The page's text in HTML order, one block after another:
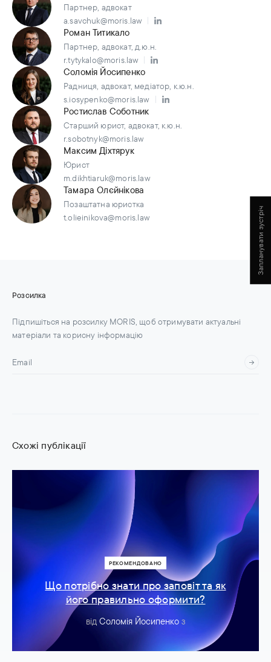
Партнер, адвокат
a.savchuk@moris.law
Роман Титикало
Партнер, адвокат, д.ю.н.
r.tytykalo@moris.law
Соломія Йосипенко
Радниця, адвокат, медіатор, к.ю.н.
s.iosypenko@moris.law
Ростислав Соботник
Старший юрист, адвокат, к.ю.н.
r.sobotnyk@moris.law
Максим Діхтярук
Юрист
m.dikhtiaruk@moris.law
Тамара Олєйнікова
Позаштатна юристка
t.olieinikova@moris.law
Розсилка
Підпишіться на розсилку MORIS, щоб отримувати актуальні
матеріали та корисну інформацію
Схожі публікації
РЕКОМЕНДОВАНО
Що потрібно знати про заповіт та як
його правильно оформити?
від Соломія Йосипенко з
Запланувати зустріч